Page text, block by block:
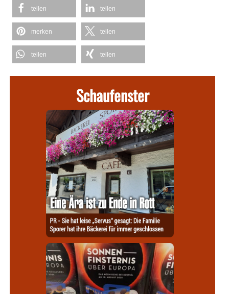
teilen teilen
merken teilen
teilen teilen
Schaufenster